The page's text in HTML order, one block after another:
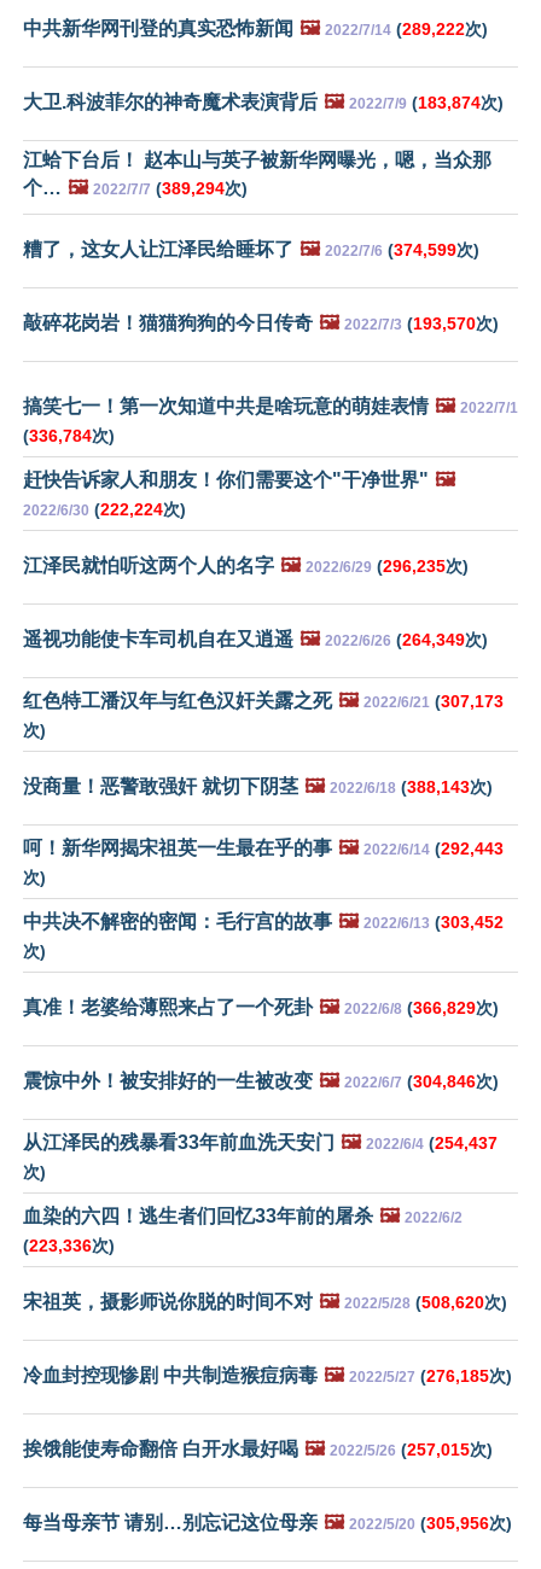
中共新华网刊登的真实恐怖新闻 🖼️ 2022/7/14 (289,222次)
大卫.科波菲尔的神奇魔术表演背后 🖼️ 2022/7/9 (183,874次)
江蛤下台后！ 赵本山与英子被新华网曝光，嗯，当众那
个… 🖼️ 2022/7/7 (389,294次)
糟了，这女人让江泽民给睡坏了 🖼️ 2022/7/6 (374,599次)
敲碎花岗岩！猫猫狗狗的今日传奇 🖼️ 2022/7/3 (193,570次)
搞笑七一！第一次知道中共是啥玩意的萌娃表情 🖼️ 2022/7/1
(336,784次)
赶快告诉家人和朋友！你们需要这个"干净世界" 🖼️
2022/6/30 (222,224次)
江泽民就怕听这两个人的名字 🖼️ 2022/6/29 (296,235次)
遥视功能使卡车司机自在又逍遥 🖼️ 2022/6/26 (264,349次)
红色特工潘汉年与红色汉奸关露之死 🖼️ 2022/6/21 (307,173
次)
没商量！恶警敢强奸 就切下阴茎 🖼️ 2022/6/18 (388,143次)
呵！新华网揭宋祖英一生最在乎的事 🖼️ 2022/6/14 (292,443
次)
中共决不解密的密闻：毛行宫的故事 🖼️ 2022/6/13 (303,452
次)
真准！老婆给薄熙来占了一个死卦 🖼️ 2022/6/8 (366,829次)
震惊中外！被安排好的一生被改变 🖼️ 2022/6/7 (304,846次)
从江泽民的残暴看33年前血洗天安门 🖼️ 2022/6/4 (254,437
次)
血染的六四！逃生者们回忆33年前的屠杀 🖼️ 2022/6/2
(223,336次)
宋祖英，摄影师说你脱的时间不对 🖼️ 2022/5/28 (508,620次)
冷血封控现惨剧 中共制造猴痘病毒 🖼️ 2022/5/27 (276,185次)
挨饿能使寿命翻倍 白开水最好喝 🖼️ 2022/5/26 (257,015次)
每当母亲节 请别…别忘记这位母亲 🖼️ 2022/5/20 (305,956次)